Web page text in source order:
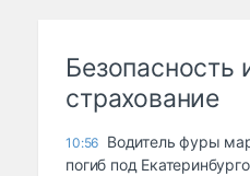
Безопасность
страхование
10:56 Водитель фуры
погиб под